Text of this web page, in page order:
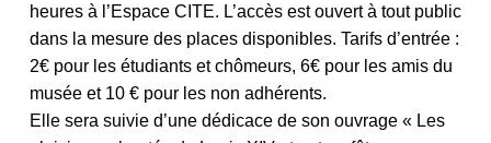
heures à l’Espace CITE. L’accès est ouvert à tout public
dans la mesure des places disponibles. Tarifs d’entrée :
2€ pour les étudiants et chômeurs, 6€ pour les amis du
musée et 10 € pour les non adhérents.
Elle sera suivie d’une dédicace de son ouvrage « Les